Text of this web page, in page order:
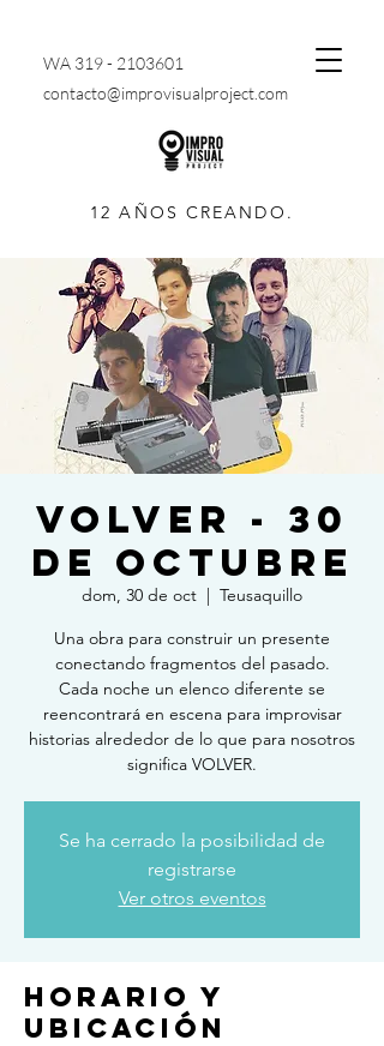
WA 319 - 2103601
contacto@improvisualproject.com
12 AÑOS CREANDO.
VOLVER - 30
de octubre
dom, 30 de oct
  |
Teusaquillo
Una obra para construir un presente
conectando fragmentos del pasado.
Cada noche un elenco diferente se
reencontrará en escena para improvisar
historias alrededor de lo que para nosotros
significa VOLVER.
Se ha cerrado la posibilidad de
registrarse
Ver otros eventos
Horario y
ubicación